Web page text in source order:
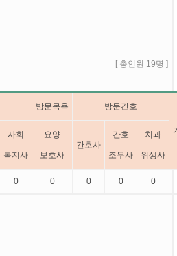
[ 총인원 19명 ]
방문목욕 방문간호
사회
복지사
요양
보호사
간호사
간호
조무사
치과
위생사
0 0 0 0 0